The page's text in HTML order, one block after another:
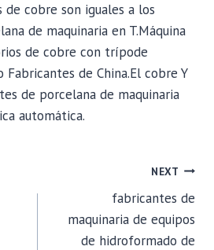
de cobre son iguales a los
de maquinaria en T.Máquina
de cobre con trípode
de China.El cobre Y
de porcelana de maquinaria
automática.
NEXT
fabricantes de
maquinaria de equipos
de hidroformado de